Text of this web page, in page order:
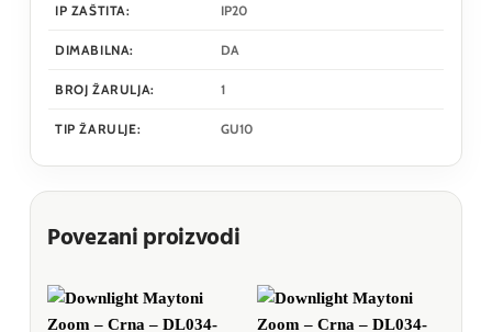
IP ZAŠTITA: IP20
DIMABILNA: DA
BROJ ŽARULJA: 1
TIP ŽARULJE: GU10
Povezani proizvodi